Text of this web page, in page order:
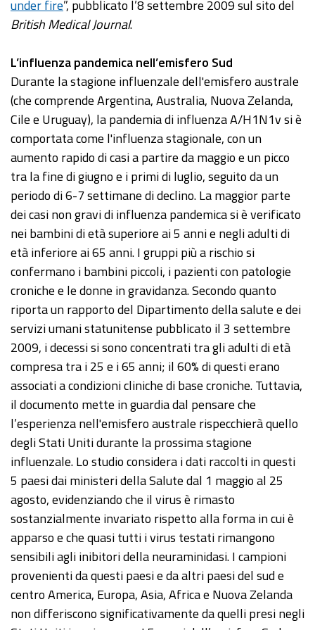
under fire”, pubblicato l’8 settembre 2009 sul sito del
British Medical Journal.
L’influenzapandemica nell’emisfero Sud
Durante la stagione influenzale dell'emisfero australe
(che comprende Argentina, Australia, Nuova Zelanda,
Cile e Uruguay), la pandemia di influenza A/H1N1v si è
comportata come l'influenza stagionale, con un
aumento rapido di casi a partire da maggio e un picco
tra la fine di giugno e i primi di luglio, seguito da un
periodo di 6-7 settimane di declino. La maggior parte
dei casi non gravi di influenza pandemica si è verificato
nei bambini di età superiore ai 5 anni e negli adulti di
età inferiore ai 65 anni. I gruppi più a rischio si
confermano i bambini piccoli, i pazienti con patologie
croniche e le donne in gravidanza. Secondo quanto
riporta un rapporto del Dipartimento della salute e dei
servizi umani statunitense pubblicato il 3 settembre
2009, i decessi si sono concentrati tra gli adulti di età
compresa tra i 25 e i 65 anni; il 60% di questi erano
associati a condizioni cliniche di base croniche. Tuttavia,
il documento mette in guardia dal pensare che
l’esperienza nell'emisfero australe rispecchierà quello
degli Stati Uniti durante la prossima stagione
influenzale. Lo studio considera i dati raccolti in questi
5 paesi dai ministeri della Salute dal 1 maggio al 25
agosto, evidenziando che il virus è rimasto
sostanzialmente invariato rispetto alla forma in cui è
apparso e che quasi tutti i virus testati rimangono
sensibili agli inibitori della neuraminidasi. I campioni
provenienti da questi paesi e da altri paesi del sud e
centro America, Europa, Asia, Africa e Nuova Zelanda
non differiscono significativamente da quelli presi negli